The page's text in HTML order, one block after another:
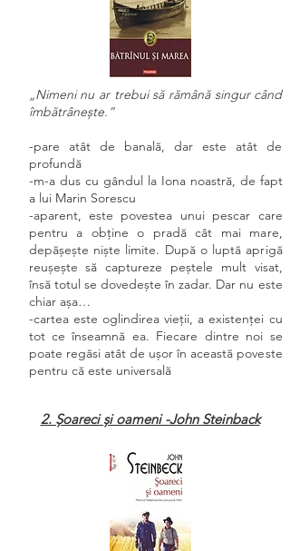
„Nimeni nu ar trebui să rămână singur când
îmbătrânește.”
-pare atât de banală, dar este atât de
profundă
-m-a dus cu gândul la Iona noastră, de fapt
a lui Marin Sorescu
-aparent, este povestea unui pescar care
pentru a obține o pradă cât mai mare,
depășește niște limite. După o luptă aprigă
reușește să captureze peștele mult visat,
însă totul se dovedește în zadar. Dar nu este
chiar așa…
-cartea este oglindirea vieții, a existenței cu
tot ce înseamnă ea. Fiecare dintre noi se
poate regăsi atât de ușor în această poveste
pentru că este universală
2. Șoareci și oameni -John Steinback